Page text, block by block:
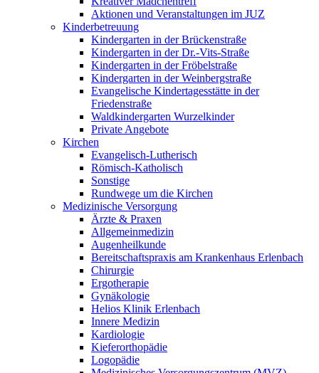
Aktionen und Veranstaltungen im JUZ
Kinderbetreuung
Kindergarten in der Brückenstraße
Kindergarten in der Dr.-Vits-Straße
Kindergarten in der Fröbelstraße
Kindergarten in der Weinbergstraße
Evangelische Kindertagesstätte in der
Friedenstraße
Waldkindergarten Wurzelkinder
Private Angebote
Kirchen
Evangelisch-Lutherisch
Römisch-Katholisch
Sonstige
Rundwege um die Kirchen
Medizinische Versorgung
Ärzte & Praxen
Allgemeinmedizin
Augenheilkunde
Bereitschaftspraxis am Krankenhaus Erlenbach
Chirurgie
Ergotherapie
Gynäkologie
Helios Klinik Erlenbach
Innere Medizin
Kardiologie
Kieferorthopädie
Logopädie